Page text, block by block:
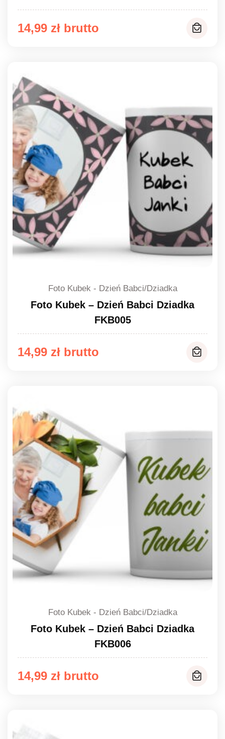
14,99 zł
Foto Kubek - Dzień Babci/Dziadka
Foto Kubek – Dzień Babci Dziadka
FKB005
14,99 zł
Foto Kubek - Dzień Babci/Dziadka
Foto Kubek – Dzień Babci Dziadka
FKB006
14,99 zł